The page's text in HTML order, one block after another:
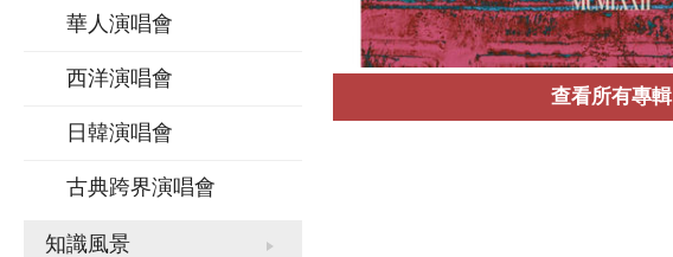
華人演唱會
西洋演唱會
日韓演唱會
古典跨界演唱會
知識風景
查看所有專輯